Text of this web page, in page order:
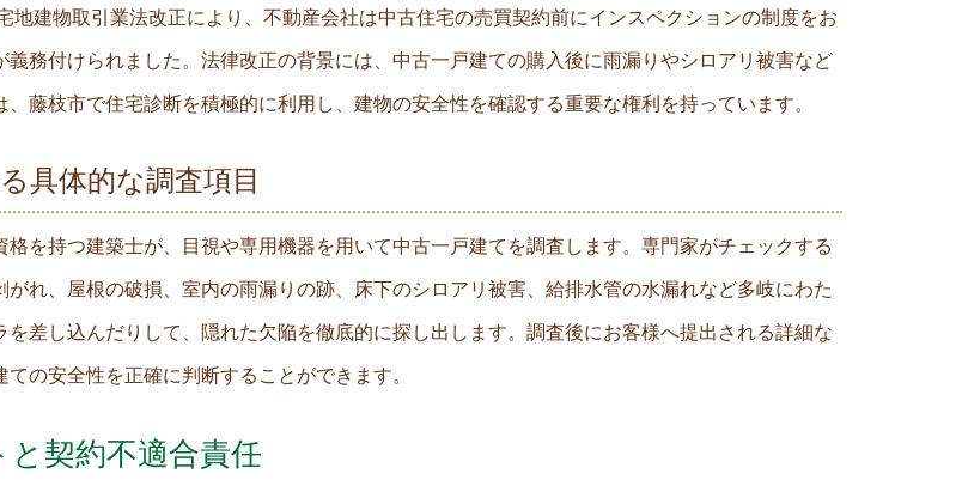
建物取引業法改正により、不動産会社は中古住宅の売買契約前にインスペクションの制度をお
務付けられました。法律改正の背景には、中古一戸建ての購入後に雨漏りやシロアリ被害など
藤枝市で住宅診断を積極的に利用し、建物の安全性を確認する重要な権利を持っています。
具体的な調査項目
を持つ建築士が、目視や専用機器を用いて中古一戸建てを調査します。専門家がチェックする
れ、屋根の破損、室内の雨漏りの跡、床下のシロアリ被害、給排水管の水漏れなど多岐にわた
差し込んだりして、隠れた欠陥を徹底的に探し出します。調査後にお客様へ提出される詳細な
の安全性を正確に判断することができます。
契約不適合責任